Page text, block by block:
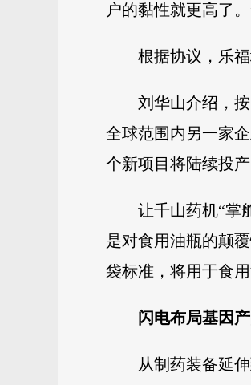
户的黏性就更高了。
根据协议，乐福
刘华山介绍，
全球范围内另一家
个新项目将陆续投
让千山药机“掌
是对食用油瓶的颠
袋标准，将用于食
闪电布局基因
从制药装备延